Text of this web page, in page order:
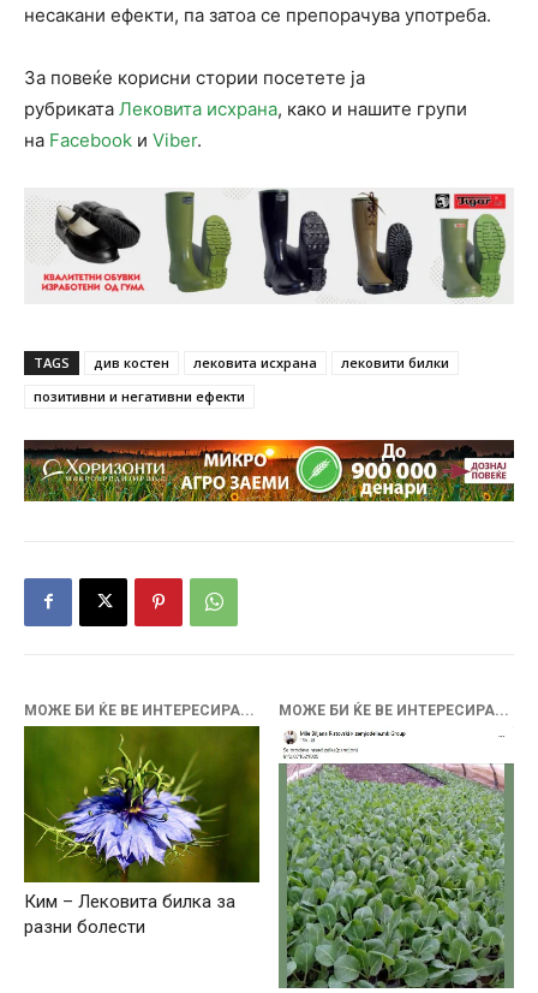
несакани ефекти, па затоа се препорачува употреба.
За повеќе корисни стории посетете ја
рубриката Лековита исхрана, како и нашите групи
на Facebook и Viber.
TAGS див костен лековита исхрана
лековити билки
позитивни и негативни ефекти
МОЖЕ БИ ЌЕ ВЕ ИНТЕРЕСИРА...
Ким – Лековита билка за
разни болести
МОЖЕ БИ ЌЕ ВЕ ИНТЕРЕСИРА...